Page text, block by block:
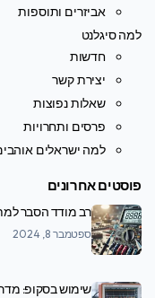
אביזרים ותוספות
למה סיגלנט
חדשות
יצירת קשר
שאלות נפוצות
פרסים ותחרויות
למה ישראלים
פוסטים אחרונים
רב מודד הסבר
ספטמבר 8, 2024
שימוש בסקופ: